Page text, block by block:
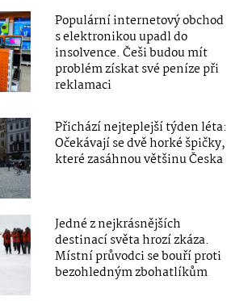
Populární internetový obchod
s elektronikou upadl do
insolvence. Češi budou mít
problém získat své peníze při
reklamaci
Přichází nejteplejší týden léta:
Očekávají se dvě horké špičky,
které zasáhnou většinu Česka
Jedné z nejkrásnějších
destinací světa hrozí zkáza.
Místní průvodci se bouří proti
bezohledným zbohatlíkům